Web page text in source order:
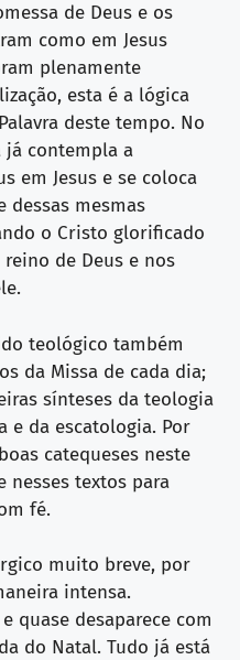
de Deus e os
como em Jesus
plenamente
esta é a lógica
deste tempo. No
já contempla a
em Jesus e se coloca
dessas mesmas
o Cristo glorificado
de Deus e nos
teológico também
da Missa de cada dia;
sínteses da teologia
e da escatologia. Por
catequeses neste
nesses textos para
fé.
muito breve, por
intensa.
quase desaparece com
do Natal. Tudo já está